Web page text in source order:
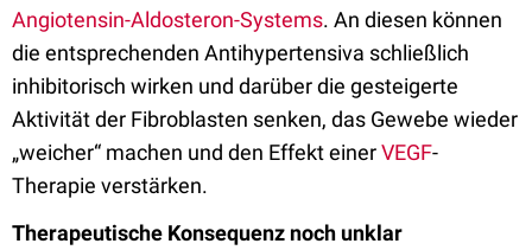
Angiotensin-Aldosteron-Systems. An diesen können
die entsprechenden Antihypertensiva schließlich
inhibitorisch wirken und darüber die gesteigerte
Aktivität der Fibroblasten senken, das Gewebe wieder
„weicher“ machen und den Effekt einerVEGF-
Therapie verstärken.
Therapeutische Konsequenz noch unklar